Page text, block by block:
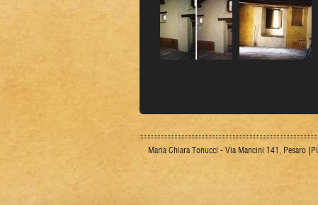
Maria Chiara Tonucci - Via Mancini 141, Pesaro